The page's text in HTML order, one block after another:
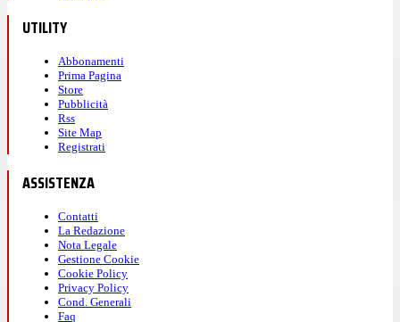
UTILITY
Abbonamenti
Prima Pagina
Store
Pubblicità
Rss
Site Map
Registrati
ASSISTENZA
Contatti
La Redazione
Nota Legale
Gestione Cookie
Cookie Policy
Privacy Policy
Cond. Generali
Faq